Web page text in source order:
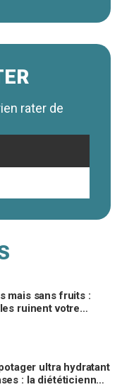
rater de
mais sans fruits :
ruinent votre
ultra hydratant
: la diététicienne